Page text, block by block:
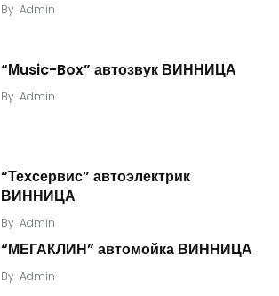
By Admin
“Мusic-Box” автозвук ВИННИЦА
By Admin
“Техсервис” автоэлектрик
ВИННИЦА
By Admin
“МЕГАКЛИН” автомойка ВИННИЦА
By Admin